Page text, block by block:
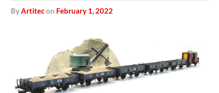
byArtitecon February 1, 2022